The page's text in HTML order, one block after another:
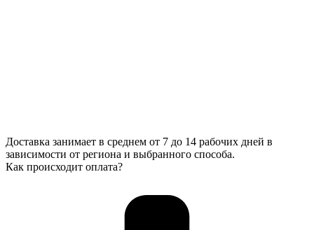
Доставка занимает в среднем от 7 до 14 рабочих дней в
зависимости от региона и выбранного способа.
Как происходит оплата?